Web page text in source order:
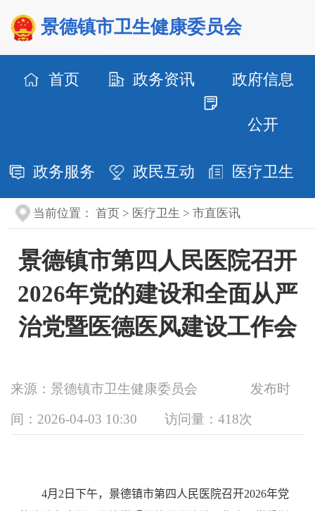
景德镇市卫生健康委员会
首页 政务资讯 政府信息
公开
政务服务 政民互动 医疗卫生
当前位置： 首页> 医疗卫生 > 市直医讯
景德镇市第四人民医院召开
2026年党的建设和全面从严
治党暨医德医风建设工作会
来源：景德镇市卫生健康委员会 发布时
间：2026-04-03 10:30 访问量： 418次
4月 2 日下午，景德镇市第四人民医院召开2026年党